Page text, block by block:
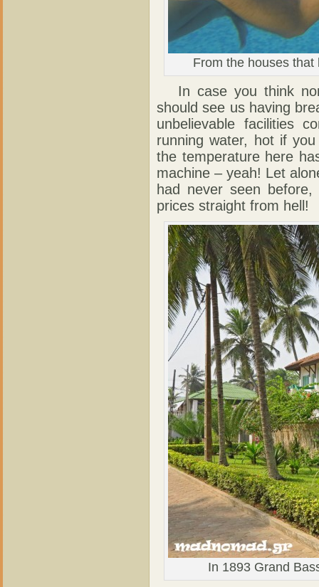
From the houses
In case you think
should see us having
unbelievable facilities
running water, hot if
the temperature here
machine – yeah! Let
had never seen
prices straight from hell!
In 1893 Grand